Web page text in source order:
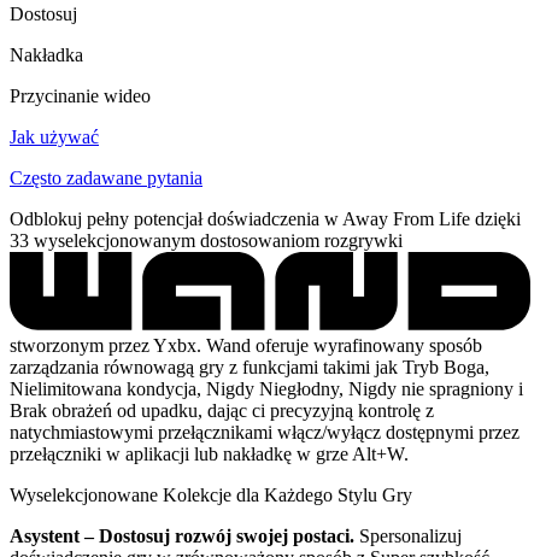
Dostosuj
Nakładka
Przycinanie wideo
Jak używać
Często zadawane pytania
Odblokuj pełny potencjał doświadczenia w Away From Life dzięki
33 wyselekcjonowanym dostosowaniom rozgrywki
stworzonym przez Yxbx. Wand oferuje wyrafinowany sposób
zarządzania równowagą gry z funkcjami takimi jak Tryb Boga,
Nielimitowana kondycja, Nigdy Niegłodny, Nigdy nie spragniony i
Brak obrażeń od upadku, dając ci precyzyjną kontrolę z
natychmiastowymi przełącznikami włącz/wyłącz dostępnymi przez
przełączniki w aplikacji lub nakładkę w grze Alt+W.
Wyselekcjonowane Kolekcje dla Każdego Stylu Gry
Asystent – Dostosuj rozwój swojej postaci. Spersonalizuj